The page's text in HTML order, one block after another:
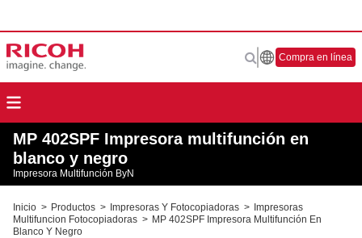
Compra en línea
MP 402SPF Impresora multifunción en
blanco y negro
Impresora Multifunción ByN
Inicio > Productos > Impresoras Y Fotocopiadoras > Impresoras
Multifuncion Fotocopiadoras > MP 402SPF Impresora Multifunción En
Blanco Y Negro